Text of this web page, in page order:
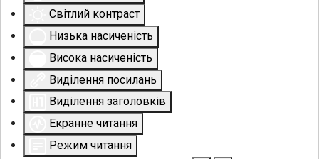
Світлий контраст
Низька насиченість
Висока насиченість
Виділення посилань
Виділення заголовків
Екранне читання
Режим читання